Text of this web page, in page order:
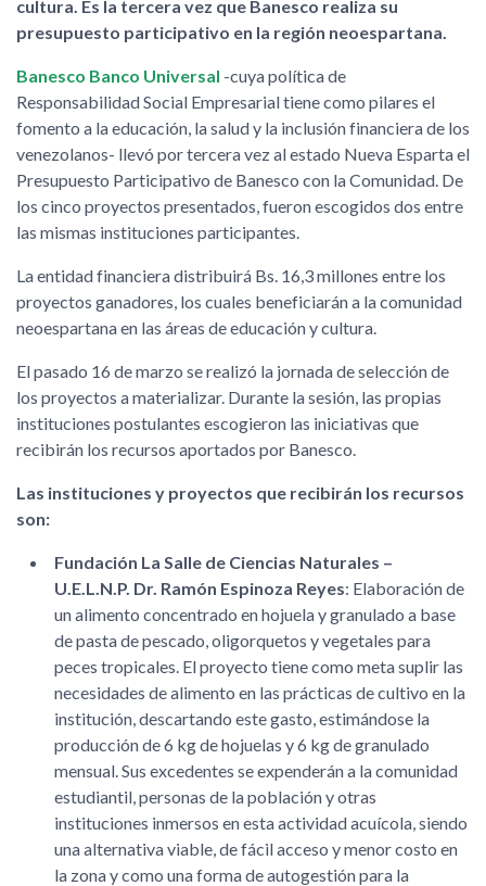
cultura. Es la tercera vez que Banesco realiza su
presupuesto participativo en la región neoespartana.
Banesco Banco Universal -cuya política de
Responsabilidad Social Empresarial tiene como pilares el
fomento a la educación, la salud y la inclusión financiera de los
venezolanos- llevó por tercera vez al estado Nueva Esparta el
Presupuesto Participativo de Banesco con la Comunidad. De
los cinco proyectos presentados, fueron escogidos dos entre
las mismas instituciones participantes.
La entidad financiera distribuirá Bs. 16,3 millones entre los
proyectos ganadores, los cuales beneficiarán a la comunidad
neoespartana en las áreas de educación y cultura.
El pasado 16 de marzo se realizó la jornada de selección de
los proyectos a materializar. Durante la sesión, las propias
instituciones postulantes escogieron las iniciativas que
recibirán los recursos aportados por Banesco.
Las instituciones y proyectos que recibirán los recursos
son:
Fundación La Salle de Ciencias Naturales –
U.E.L.N.P. Dr. Ramón Espinoza Reyes: Elaboración de
un alimento concentrado en hojuela y granulado a base
de pasta de pescado, oligorquetos y vegetales para
peces tropicales. El proyecto tiene como meta suplir las
necesidades de alimento en las prácticas de cultivo en la
institución, descartando este gasto, estimándose la
producción de 6 kg de hojuelas y 6 kg de granulado
mensual. Sus excedentes se expenderán a la comunidad
estudiantil, personas de la población y otras
instituciones inmersos en esta actividad acuícola, siendo
una alternativa viable, de fácil acceso y menor costo en
la zona y como una forma de autogestión para la